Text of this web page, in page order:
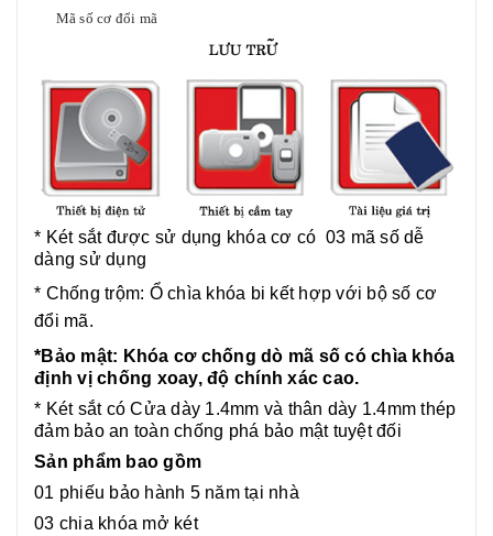
Mã số cơ đổi mã
* Két sắt được sử dụng khóa cơ có 03 mã số dễ
dàng sử dụng
* Chống trộm: Ổ chìa khóa bi kết hợp với bộ số cơ
đổi mã.
*Bảo mật: Khóa cơ chống dò mã số có chìa khóa
định vị chống xoay, độ chính xác cao.
* Két sắt cóCửa dày 1.4mm và thân dày 1.4mm thép
đảm bảo an toàn chống phá bảo mật tuyệt đối
Sản phẩm bao gồm
01 phiếu bảo hành 5 năm tại nhà
03 chia khóa mở két